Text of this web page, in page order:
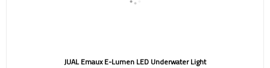
JUAL Emaux E-Lumen LED Underwater Light